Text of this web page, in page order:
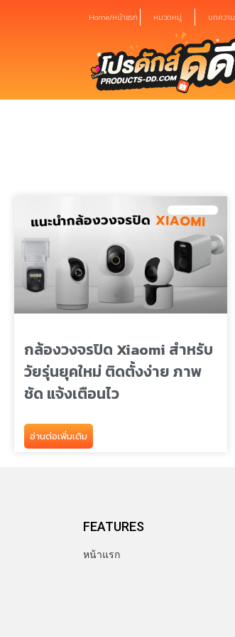
Home/หน้าแรก หมวดหมู่ บทความ
กล้องวงจรปิด Xiaomi สำหรับ
วัยรุ่นยุคใหม่ ติดตั้งง่าย ภาพ
ชัด แจ้งเตือนไว
อ่านต่อเพิ่มเติม
FEATURES
หน้าแรก